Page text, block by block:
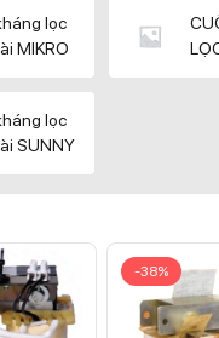
lọc
MIKRO
lọc
SUNNY
-38%